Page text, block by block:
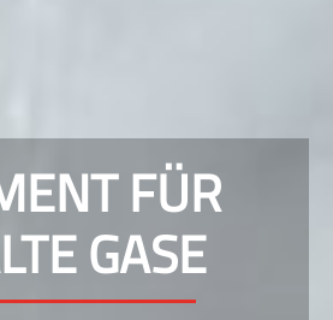
FÜR
GASE